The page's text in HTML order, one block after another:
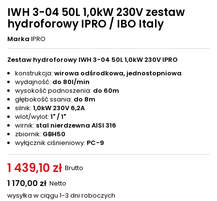
IWH 3-04 50L 1,0kW 230V zestaw
hydroforowy IPRO / IBO Italy
Marka IPRO
Zestaw hydroforowy IWH 3-04 50L 1,0kW 230V IPRO
konstrukcja: wirowa odśrodkowa, jednostopniowa
wydajność: do 80l/min
wysokość podnoszenia: do 60m
głębokość ssania: do 8m
silnik: 1,0kW 230V 6,2A
wlot/wylot: 1" / 1"
wirnik: stal nierdzewna AISI 316
zbiornik: GBH50
wyłącznik ciśnieniowy: PC-9
1 439,10 zł Brutto
1 170,00 zł Netto
wysyłka w ciągu 1-3 dni roboczych